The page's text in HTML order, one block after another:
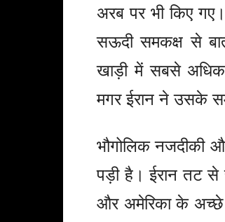
अरब पर भी किए
सऊदी समकक्ष से
खाड़ी में सबसे
मगर ईरान ने उसके
भौगोलिक नजदीकी
पड़ी है। ईरान तट से
और अमेरिका के अच्छे